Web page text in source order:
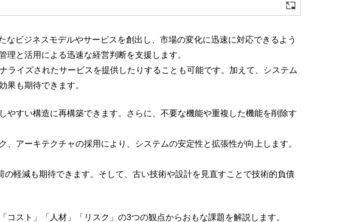
ビジネスモデルやサービスを創出し、市場の変化に迅速に対応できるよう
と活用による迅速な経営判断を支援します。
イズされたサービスを提供したりすることも可能です。加えて、システム
も期待できます。
すい構造に再構築できます。さらに、不要な機能や重複した機能を削除す
アーキテクチャの採用により、システムの安定性と拡張性が向上します。
軽減も期待できます。そして、古い技術や設計を見直すことで技術的負債
スト」「人材」「リスク」の3つの観点からおもな課題を解説します。